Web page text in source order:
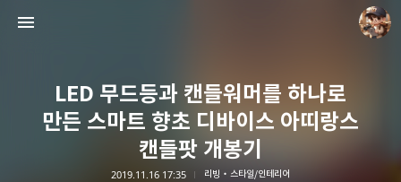
LED 무드등과 캔들워머를 하나로
만든 스마트 향초 디바이스 아띠랑스
캔들팟 개봉기
2019.11.16 17:35 리빙・스타일/인테리어